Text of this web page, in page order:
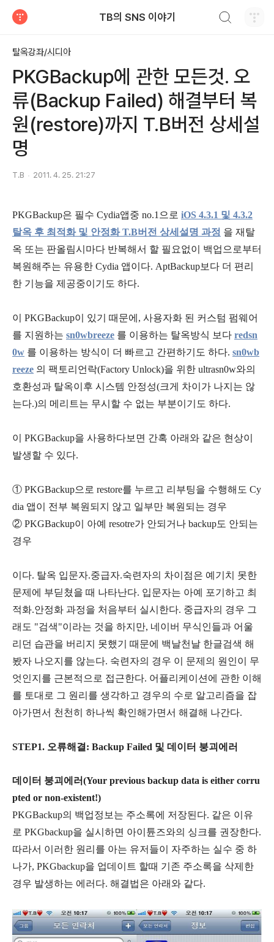
TB의 SNS 이야기
탈옥강좌/시디아
PKGBackup에 관한 모든것. 오
류(Backup Failed) 해결부터 복
원(restore)까지 T.B버전 상세설
명
T.B 2011. 4. 25. 21:27
PKGBackup은 필수 Cydia앱중 no.1으로 iOS 4.3.1 및 4.3.2
탈옥 후 최적화 및 안정화 T.B버전 상세설명 과정 을 재탈
옥 또는 판올림시마다 반복해서 할 필요없이 백업으로부터
복원해주는 유용한 Cydia 앱이다. AptBackup보다 더 편리
한 기능을 제공중이기도 하다.
이 PKGBackup이 있기 때문에, 사용자화 된 커스텀 펌웨어
를 지원하는 sn0wbreeze 를 이용하는 탈옥방식 보다 redsn
0w 를 이용하는 방식이 더 빠르고 간편하기도 하다. sn0wb
reeze 의 팩토리언락(Factory Unlock)을 위한 ultrasn0w와의
호환성과 탈옥이후 시스템 안정성(크게 차이가 나지는 않
는다.)의 메리트는 무시할 수 없는 부분이기도 하다.
이 PKGBackup을 사용하다보면 간혹 아래와 같은 현상이
발생할 수 있다.
① PKGBackup으로 restore를 누르고 리부팅을 수행해도 Cy
dia 앱이 전부 복원되지 않고 일부만 복원되는 경우
② PKGBackup이 아예 resotre가 안되거나 backup도 안되는
경우
이다. 탈옥 입문자.중급자.숙련자의 차이점은 예기치 못한
문제에 부딛쳤을 때 나타난다. 입문자는 아예 포기하고 최
적화.안정화 과정을 처음부터 실시한다. 중급자의 경우 그
래도 "검색"이라는 것을 하지만, 네이버 무식인들과 어울
리던 습관을 버리지 못했기 때문에 백날천날 한글검색 해
봤자 나오지를 않는다. 숙련자의 경우 이 문제의 원인이 무
엇인지를 근본적으로 접근한다. 어플리케이션에 관한 이해
를 토대로 그 원리를 생각하고 경우의 수로 알고리즘을 잡
아가면서 천천히 하나씩 확인해가면서 해결해 나간다.
STEP1. 오류해결: Backup Failed 및 데이터 붕괴에러
데이터 붕괴에러(Your previous backup data is either corru
pted or non-existent!)
PKGBackup의 백업정보는 주소록에 저장된다. 같은 이유
로 PKGbackup을 실시하면 아이튠즈와의 싱크를 권장한다.
따라서 이러한 원리를 아는 유저들이 자주하는 실수 중 하
나가, PKGbackup을 업데이트 할때 기존 주소록을 삭제한
경우 발생하는 에러다. 해결법은 아래와 같다.